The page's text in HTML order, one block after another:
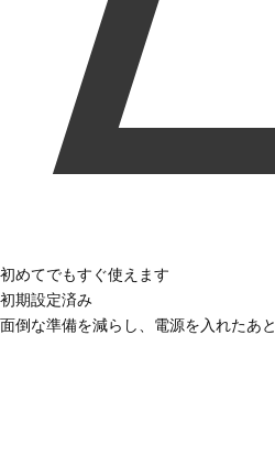
初めてでもすぐ使えます
初期設定済み
面倒な準備を減らし、電源を入れたあ